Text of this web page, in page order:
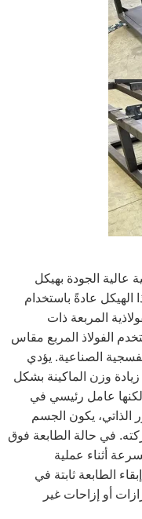
عالية الجودة بهيكل
عادةً باستخدام
المربعة ذات
الفولاذ المربع مقاس
الصناعية. يؤدي
وزن الماكينة بشكل
عامل رئيسي في
الذاتي، يكون الجسم
في حالة الطابعة فوق
أثناء عملية
الطابعة ثابتة في
أو إزاحات غير